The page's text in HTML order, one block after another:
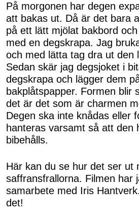
På morgonen har degen
att bakas ut. Då är det bara
på ett lätt mjölat bakbord
med en degskrapa. Jag
och med lätta tag dra ut den
Sedan skär jag degsjoket i
degskrapa och lägger dem
bakplåtspapper. Formen blir
det är det som är charmen
Degen ska inte knådas eller
hanteras varsamt så att den
bibehålls.
Här kan du se hur det ser ut
saffransfrallorna. Filmen har
samarbete med Iris
det!